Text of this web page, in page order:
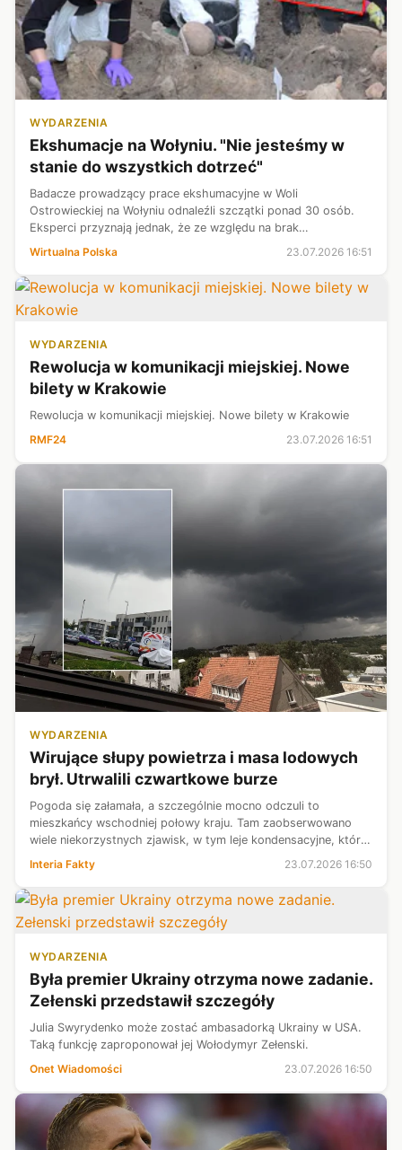
WYDARZENIA
Ekshumacje na Wołyniu. "Nie jesteśmy w
stanie do wszystkich dotrzeć"
Badacze prowadzący prace ekshumacyjne w Woli
Ostrowieckiej na Wołyniu odnaleźli szczątki ponad 30 osób.
Eksperci przyznają jednak, że ze względu na brak
dotrzeć do wszystkich ofiar rzezi wołyńsk...
Wirtualna Polska 23.07.2026 16:51
WYDARZENIA
Rewolucja w komunikacji miejskiej. Nowe
bilety w Krakowie
Rewolucja w komunikacji miejskiej. Nowe bilety w Krakowie
RMF24
23.07.2026 16:51
WYDARZENIA
Wirujące słupy powietrza i masa lodowych
brył. Utrwalili czwartkowe burze
Pogoda się załamała, a szczególnie mocno odczuli to
mieszkańcy wschodniej połowy kraju. Tam zaobserwowano
wiele niekorzystnych zjawisk, w tym leje kondensacyjne, które
gradobicia. Eksperci z...
Interia Fakty 23.07.2026 16:50
WYDARZENIA
Była premier Ukrainy otrzyma nowe zadanie.
Zełenski przedstawił szczegóły
Julia Swyrydenko może zostać ambasadorką Ukrainy w USA.
Taką funkcję zaproponował jej Wołodymyr Zełenski.
Onet Wiadomości
23.07.2026 16:50